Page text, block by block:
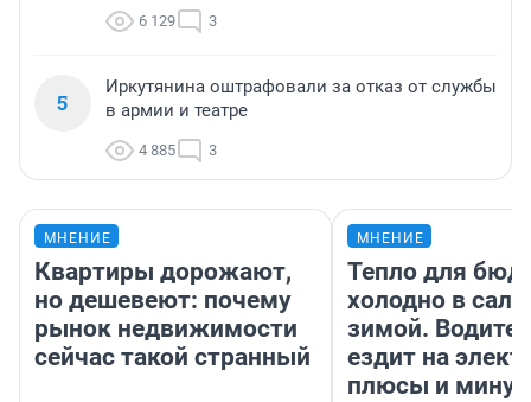
6 129 3
5
Иркутянина оштрафовали за отказ от службы
в армии и театре
4 885 3
МНЕНИЕ
Квартиры дорожают,
но дешевеют: почему
рынок недвижимости
сейчас такой странный
МНЕНИЕ
Тепло для
холодно в
зимой.
ездит на
плюсы и